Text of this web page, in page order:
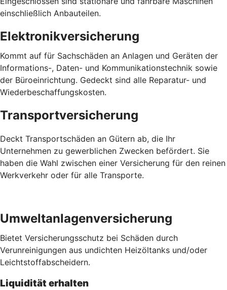
einschließlich Anbauteilen.
Elektronikversicherung
Kommt auf für Sachschäden an Anlagen und Geräten der
Informations-, Daten- und Kommunikationstechnik sowie
der Büroeinrichtung. Gedeckt sind alle Reparatur- und
Wiederbeschaffungskosten.
Transportversicherung
Deckt Transportschäden an Gütern ab, die Ihr
Unternehmen zu gewerblichen Zwecken befördert. Sie
haben die Wahl zwischen einer Versicherung für den reinen
Werkverkehr oder für alle Transporte.
Umweltanlagenversicherung
Bietet Versicherungsschutz bei Schäden durch
Verunreinigungen aus undichten Heizöltanks und/oder
Leichtstoffabscheidern.
Liquidität erhalten